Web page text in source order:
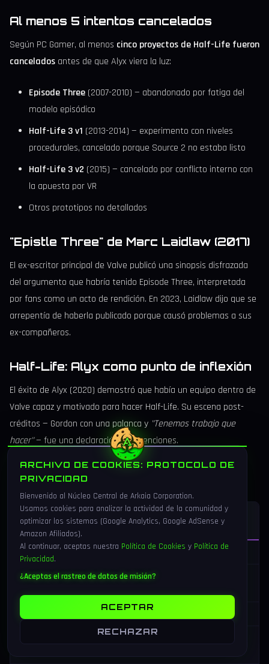
Al menos 5 intentos cancelados
Según PC Gamer, al menos cinco proyectos de Half-Life fueron
cancelados antes de que Alyx viera la luz:
Episode Three (2007-2010) — abandonado por fatiga del
modelo episódico
Half-Life 3 v1 (2013-2014) — experimento con niveles
procedurales, cancelado porque Source 2 no estaba listo
Half-Life 3 v2 (2015) — cancelado por conflicto interno con
la apuesta por VR
Otros prototipos no detallados
"Epistle Three" de Marc Laidlaw (2017)
El ex-escritor principal de Valve publicó una sinopsis disfrazada
del argumento que habría tenido Episode Three, interpretada
por fans como un acto de rendición. En 2023, Laidlaw dijo que se
arrepentía de haberla publicado porque causó problemas a sus
ex-compañeros.
Half-Life: Alyx como punto de inflexión
El éxito de Alyx (2020) demostró que había un equipo dentro de
Valve capaz y motivado para hacer Half-Life. Su escena post-
créditos — Gordon con una palanca y "Tenemos trabajo que
hacer"— fue una declaración de intenciones.
La saga Half-Life al completo
Juego Año Motor
Nota
Metacritic
Half-Life 1998 GoldSrc 96
Half-Life: Opposing
1999
Half-Life: Blue Shift
Half-Life 2
200
Source 96
ARCHIVO DE COOKIES: PROTOCOLO DE
PRIVACIDAD
Bienvenido al Núcleo Central de Arkaia Corporation.
Usamos cookies para analizar la actividad de la comunidad y
optimizar los sistemas (Google Analytics, Google AdSense y
Amazon Afiliados).
Al continuar, aceptas nuestra Política de Cookies y Política de
Privacidad.
¿Aceptas el rastreo de datos de misión?
ACEPTAR
RECHAZAR